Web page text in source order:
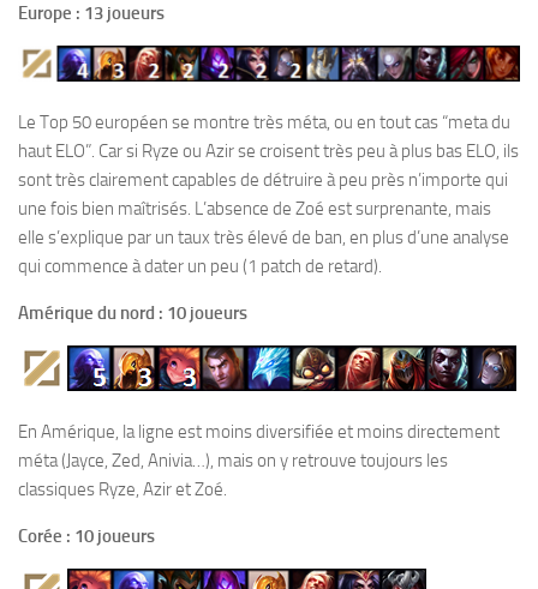
Europe : 13 joueurs
Le Top 50 européen se montre très méta, ou en tout cas “meta du
haut ELO”. Car si Ryze ou Azir se croisent très peu à plus bas ELO, ils
sont très clairement capables de détruire à peu près n’importe qui
une fois bien maîtrisés. L’absence de Zoé est surprenante, mais
elle s’explique par un taux très élevé de ban, en plus d’une analyse
qui commence à dater un peu (1 patch de retard).
Amérique du nord : 10 joueurs
En Amérique, la ligne est moins diversifiée et moins directement
méta (Jayce, Zed, Anivia…), mais on y retrouve toujours les
classiques Ryze, Azir et Zoé.
Corée : 10 joueurs